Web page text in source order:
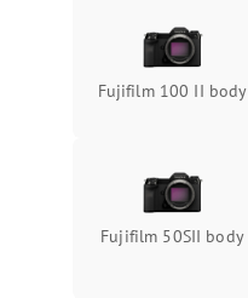
Fujifilm 100 II body
Fujifilm 50SII body